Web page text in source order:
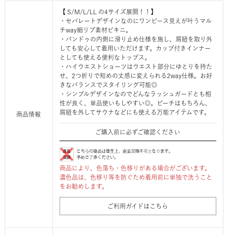
商品情報
【 S/M/L/LL の4サイズ展開！！】
・セパレートデザインなのにワンピース見えが叶うマル
チway細リブ素材ビキニ。
・バンドゥの内側に滑り止め仕様を施し、肩紐を取り外
しても安心して着用いただけます。カップ付きインナー
としても使える便利なトップス。
・ハイウエストショーツはウエスト部分にゆとりを持た
せ、2つ折りで短めの丈感に変えられる2way仕様。お好
きなバランスでスタイリング可能◎
・シンプルデザインなのでどんなラッシュガードとも相
性が良く、単品使いもしやすい◎。ビーチはもちろん、
肩紐を外してサウナなどにも使える万能アイテムです。
ご購入前に必ずご確認ください
商品により、色落ち・色移りがある場合がございます。
濃色品は、色移り等を防ぐため着用前に単独で洗うこと
をお勧めします。
ご利用ガイドはこちら